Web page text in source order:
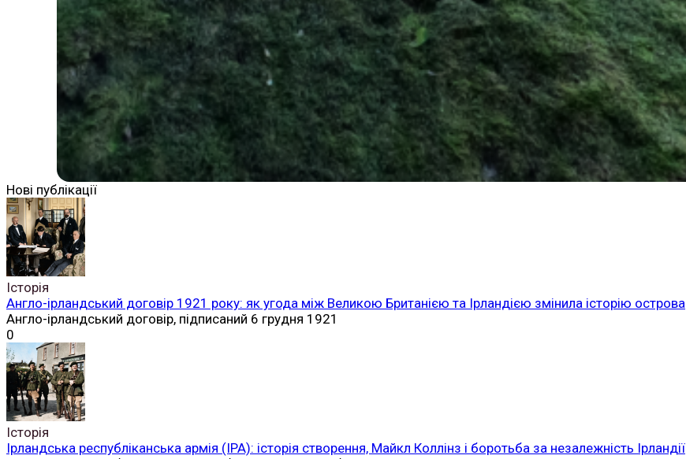
Нові публікації
Історія
Англо-ірландський договір 1921 року: як угода між Великою Британією та Ірландією змінила історію острова
Англо-ірландський договір, підписаний 6 грудня 1921
0
Історія
Ірландська республіканська армія (ІРА): історія створення, Майкл Коллінз і боротьба за незалежність Ірландії